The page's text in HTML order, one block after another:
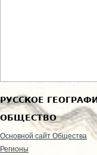
РУССКОЕ
ОБЩЕСТВО
Основной сайт Общества
Регионы